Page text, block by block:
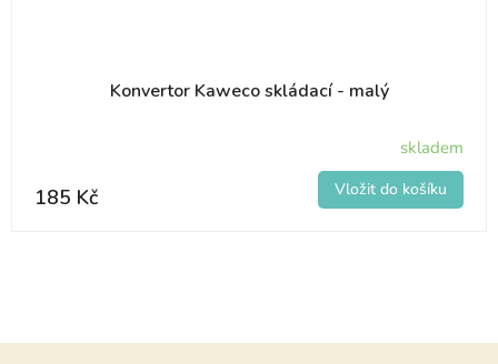
Konvertor Kaweco skládací - malý
skladem
185 Kč